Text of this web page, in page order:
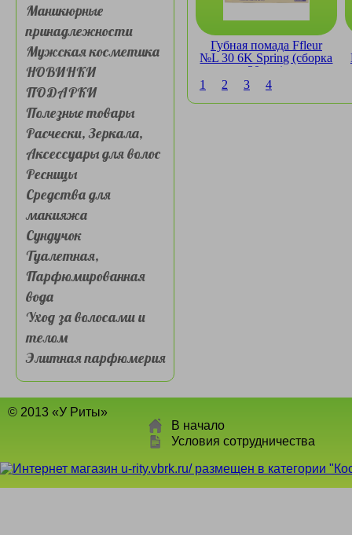
Маникюрные
принадлежности
Мужская косметика
НОВИНКИ
ПОДАРКИ
Полезные товары
Расчески, Зеркала,
Аксессуары для волос
Ресницы
Средства для
макияжа
Сундучок
Туалетная,
Парфюмированная
вода
Уход за волосами и
телом
Элитная парфюмерия
Губная помада Ffleur
№L 30 6K Spring (сборка
30 шт.)
1
2 3 4
© 2013 «У Риты»
В начало
Условия сотрудничества